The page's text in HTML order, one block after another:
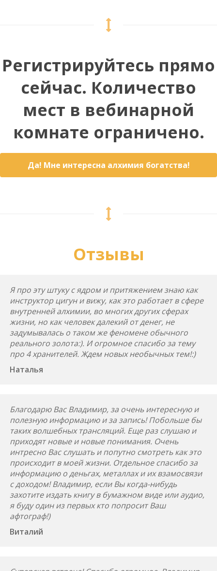
Регистрируйтесь прямо
сейчас. Количество
мест в вебинарной
комнате ограничено.
Да! Мне интересна алхимия богатства!
Отзывы
Я про эту штуку с ядром и притяжением знаю как
инструктор цигун и вижу, как это работает в сфере
внутренней алхимии, во многих других сферах
жизни, но как человек далекий от денег, не
задумывалась о таком же феномене обычного
реального золота:). И огромное спасибо за тему
про 4 хранителей. Ждем новых необычных тем!:)
Наталья
Благодарю Вас Владимир, за очень интересную и
полезную информацию и за запись! Побольше бы
таких волшебных трансляций. Еще раз слушаю и
приходят новые и новые понимания. Очень
интресно Вас слушать и попутно смотреть как это
происходит в моей жизни. Отдельное спасибо за
информацию о деньгах, металлах и их взамосвязи
с доходом! Владимир, если Вы когда-нибудь
захотите издать книгу в бумажном виде или аудио,
я буду один из первых кто попросит Ваш
афтограф!)
Виталий